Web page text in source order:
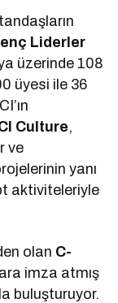
Liderler
üzerinde 108
üyesi ile 36
Culture,
ve
yanı
aktiviteleriyle
olan C-
imza atmış
buluşturuyor.